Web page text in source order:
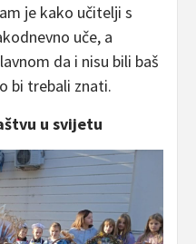
je kako učitelji s
uče, a
da i nisu bili baš
bi trebali znati.
u svijetu